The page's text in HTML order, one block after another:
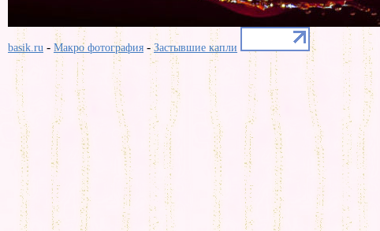
basik.ru - Макро фотография -Застывшие капли